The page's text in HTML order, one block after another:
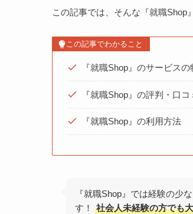
この記事では、そんな『就職Shop
この記事でわかること
『就職Shop』のサービスの
『就職Shop』の評判・口
『就職Shop』の利用方法
『就職Shop』では経験の少
す！
社会人未経験の方でも